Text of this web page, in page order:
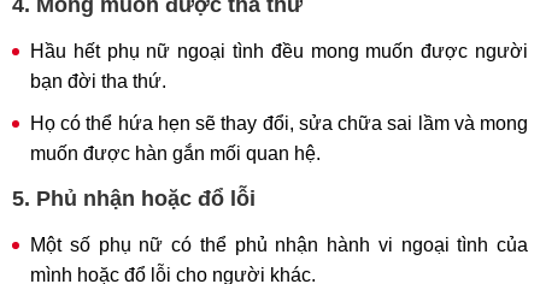
4. Mong muốn được tha thứ
Hầu hết phụ nữ ngoại tình đều mong muốn được người
bạn đời tha thứ.
Họ có thể hứa hẹn sẽ thay đổi, sửa chữa sai lầm và mong
muốn được hàn gắn mối quan hệ.
5. Phủ nhận hoặc đổ lỗi
Một số phụ nữ có thể phủ nhận hành vi ngoại tình của
mình hoặc đổ lỗi cho người khác.